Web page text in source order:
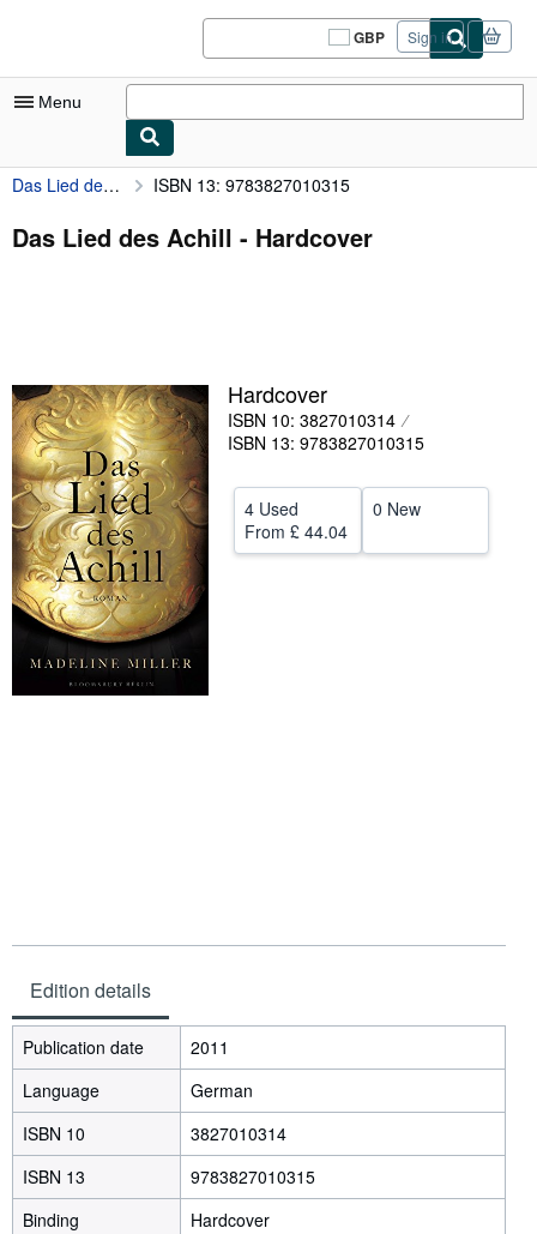
GBP
Site
shopping
Sign in
Menu
My Account
My Purchases
Rare Books
Art & Collectables
Textbooks
Sellers
Start Selling
Help
Das Lied des Achill ISBN 13: 9783827010315
Das Lied des Achill - Hardcover
Hardcover
ISBN 10: 3827010314
ISBN 13: 9783827010315
4 Used
From £ 44.04
0 New
Edition details
Publication date
2011
Language
German
ISBN 10
3827010314
ISBN 13
9783827010315
Binding
Hardcover